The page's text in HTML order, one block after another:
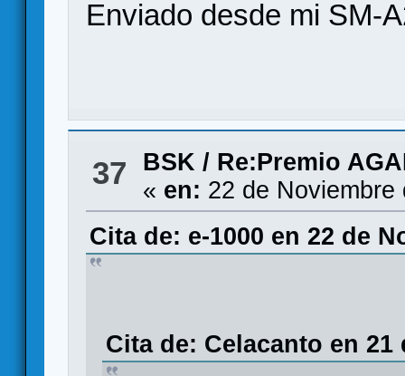
Enviado desde mi SM-
37 BSK / Re:Premio
« en: 22 de
Cita de: e-1000 en 22 de
Cita de: Celacanto en 21